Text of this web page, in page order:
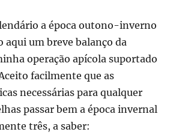
a época outono-inverno
aqui um breve balanço da
operação apícola suportado
facilmente que as
necessárias para qualquer
passar bem a época invernal
três, a saber: